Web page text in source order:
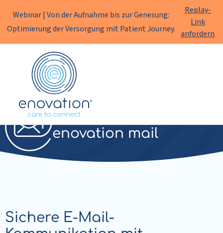
Webinar | Von der Aufnahme bis zur Genesung:
Optimierung der Versorgung mit Patient Journey.
Replay-
Link
anfordern
Enovation
Sichere E-Mail
enovation mail
Sichere E-Mail-